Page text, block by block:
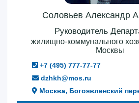
Соловьев Александр
Руководитель
жилищно-коммунального
Москвы
+7 (495) 777-77-77
dzhkh@mos.ru
Москва, Богоявленский